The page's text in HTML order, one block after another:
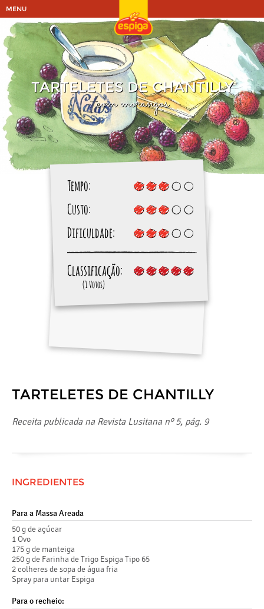
MENU
TARTELETES DE CHANTILLY
com morangos
Tempo:
Custo:
Dificuldade:
Classificação:
(1 Votos)
TARTELETES DE CHANTILLY
Receita publicada na Revista Lusitana nº 5, pág. 9
INGREDIENTES
Para a Massa Areada
50 g de açúcar
1 Ovo
175 g de manteiga
250 g de Farinha de Trigo Espiga Tipo 65
2 colheres de sopa de água fria
Spray para untar Espiga
Para o recheio: